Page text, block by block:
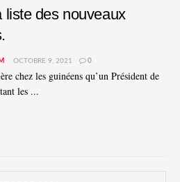
liste des nouveaux
OCTOBRE 9, 2021 0
chez les guinéens qu’un Président de
les ...